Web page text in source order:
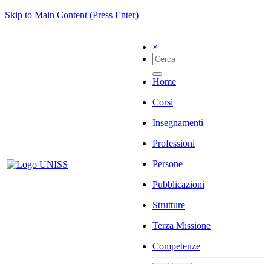
Skip to Main Content (Press Enter)
×
Home
Corsi
Insegnamenti
Professioni
Persone
Pubblicazioni
Strutture
Terza Missione
Competenze